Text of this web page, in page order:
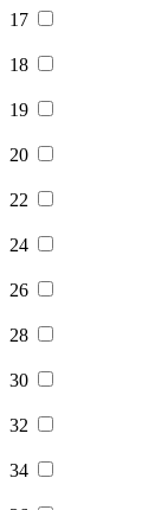
17
18
19
20
22
24
26
28
30
32
34